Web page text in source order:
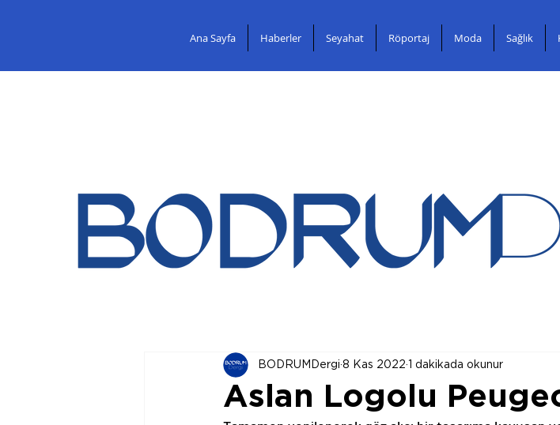
Ana Sayfa Haberler Seyahat Röportaj Moda Sağlık
Aslan Logolu
BODRUMDergi 8 Kas 2022 1 dakikada okunur